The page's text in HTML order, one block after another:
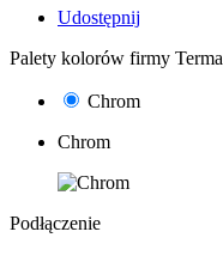
Udostępnij
Palety kolorów firmy Terma
Chrom
Chrom
Podłączenie